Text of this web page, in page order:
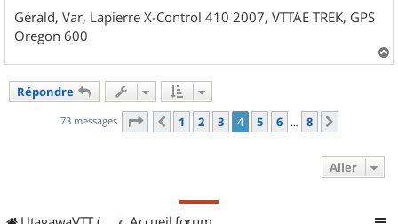
Gérald, Var, Lapierre X-Control 410 2007, VTTAE TREK, GPS
Oregon 600
a
Répondre
73 messages Page 4sur8
Précédent
1 2 3 4 5 6 … 8
Aller